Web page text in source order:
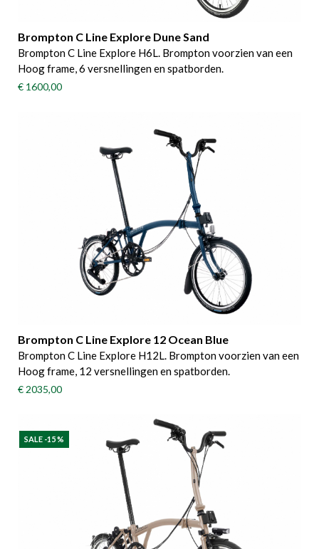
Brompton C Line Explore Dune Sand
Brompton C Line Explore H6L. Brompton voorzien van een
Hoog frame, 6 versnellingen en spatborden.
€ 1600,00
Brompton C Line Explore 12 Ocean Blue
Brompton C Line Explore H12L. Brompton voorzien van een
Hoog frame, 12 versnellingen en spatborden.
€ 2035,00
SALE -15 %